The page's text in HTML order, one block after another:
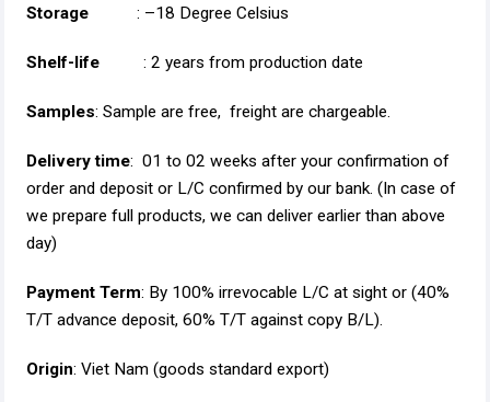
Storage : –18 Degree Celsius
Shelf-life : 2 years from production date
Samples: Sample are free, freight are chargeable.
Delivery time: 01 to 02 weeks after your confirmation of
order and deposit or L/C confirmed by our bank. (In case of
we prepare full products, we can deliver earlier than above
day)
Payment Term: By 100% irrevocable L/C at sight or (40%
T/T advance deposit, 60% T/T against copy B/L).
Origin: Viet Nam (goods standard export)